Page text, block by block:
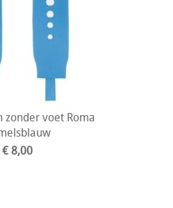
zonder voet Roma
€ 8,00